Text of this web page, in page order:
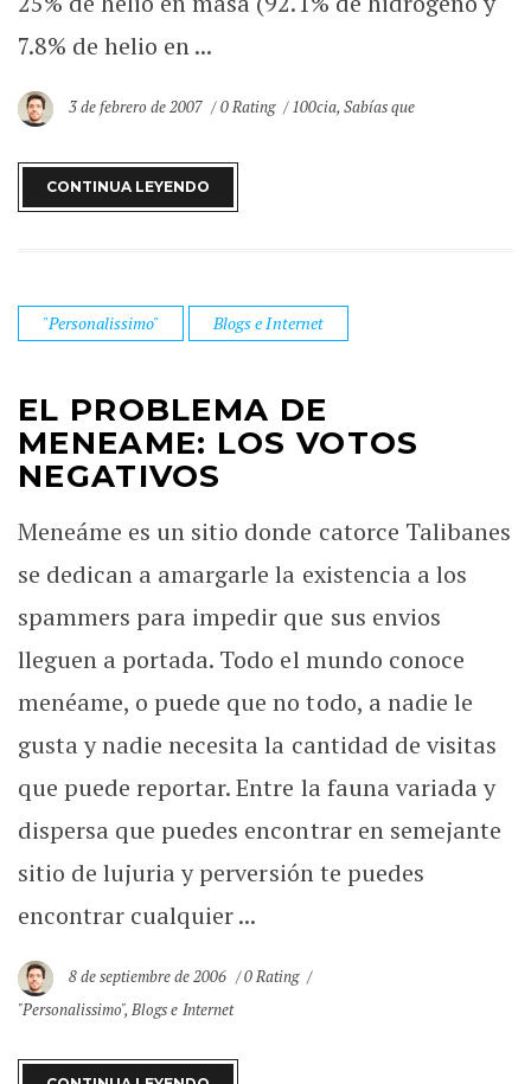
7.8% de helio en ...
3 de febrero de 2007 0 Rating 100cia,Sabías que
CONTINUA LEYENDO
"Personalissimo" Blogs e Internet
EL PROBLEMA DE
MENEAME: LOS VOTOS
NEGATIVOS
Meneáme es un sitio donde catorce Talibanes
se dedican a amargarle la existencia a los
spammers para impedir que sus envios
lleguen a portada. Todo el mundo conoce
menéame, o puede que no todo, a nadie le
gusta y nadie necesita la cantidad de visitas
que puede reportar. Entre la fauna variada y
dispersa que puedes encontrar en semejante
sitio de lujuria y perversión te puedes
encontrar cualquier ...
8 de septiembre de 2006
0 Rating
"Personalissimo",Blogs e Internet